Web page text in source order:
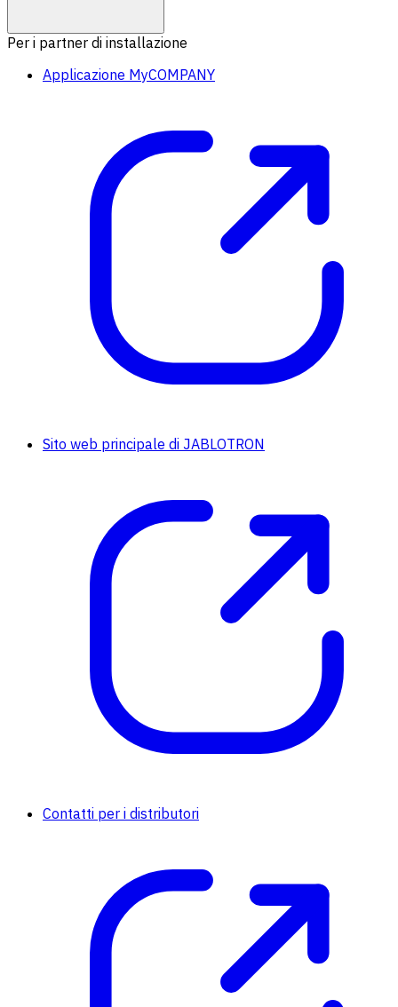
Per i partner di installazione
Applicazione MyCOMPANY
Sito web principale di JABLOTRON
Contatti per i distributori